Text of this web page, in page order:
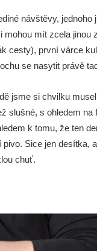
návštěvy, jednoho
mohou mít zcela jinou
cesty), první várce
se nasytit právě
jsme si chvilku
slušné, s ohledem na
k tomu, že ten
Sice jen desítka,
chuť.